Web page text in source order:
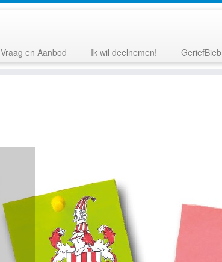
Vraag en Aanbod Ik wil deelnemen! GeriefBieb